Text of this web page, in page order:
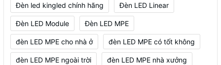
Đèn led kingled chính hãng Đèn LED Linear
Đèn LED Module Đèn LED MPE
đèn LED MPE cho nhà ở đèn LED MPE có tốt không
đèn LED MPE ngoài trời đèn LED MPE nhà xưởng